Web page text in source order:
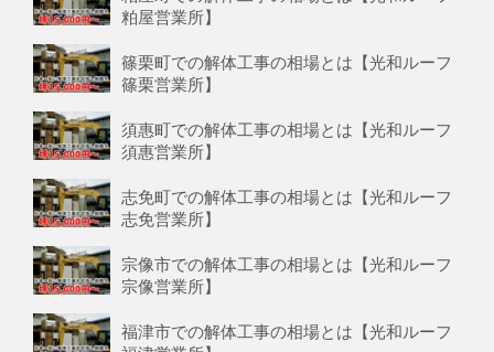
粕屋営業所】
篠栗町での解体工事の相場とは【光和ルーフ
篠栗営業所】
須惠町での解体工事の相場とは【光和ルーフ
須惠営業所】
志免町での解体工事の相場とは【光和ルーフ
志免営業所】
宗像市での解体工事の相場とは【光和ルーフ
宗像営業所】
福津市での解体工事の相場とは【光和ルーフ